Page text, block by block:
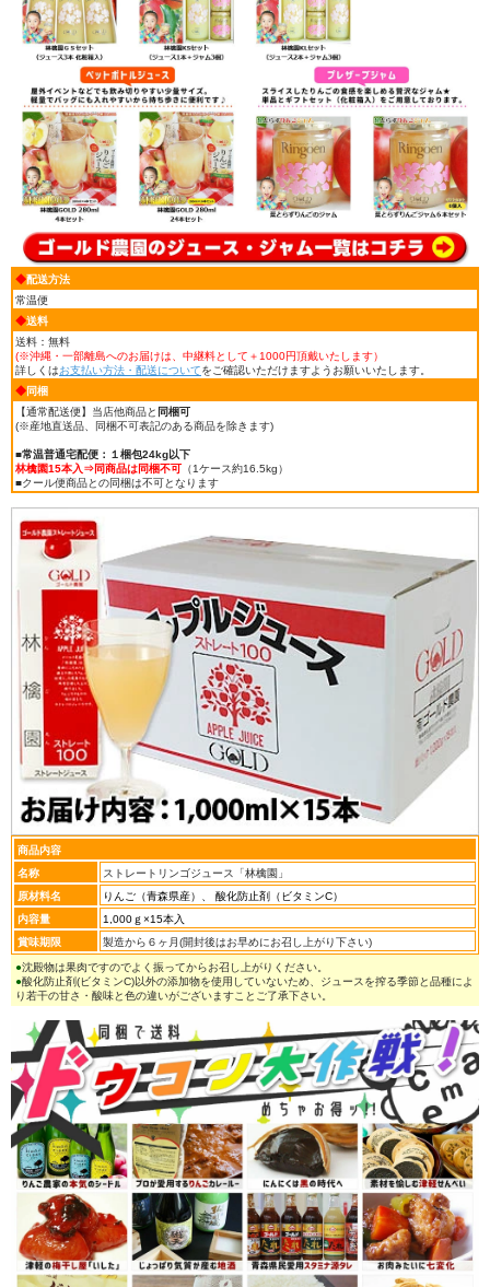
◆配送方法
常温便
◆送料
送料：無料
(※沖縄・一部離島へのお届けは、中継料として＋1000円頂戴いたします）
詳しくはお支払い方法・配送についてをご確認いただけますようお願いいたします。
◆同梱
【通常配送便】当店他商品と 同梱可
(※産地直送品、同梱不可表記のある商品を除きます)
■常温普通宅配便：１梱包24kg以下
林檎園15本入⇒同商品は同梱不可 （1ケース約16.5kg）
■クール便商品との同梱は不可となります
商品内容
名称
ストレートリンゴジュース「林檎園」
原材料名
りんご（青森県産）、 酸化防止剤（ビタミンC）
内容量
1,000ｇ×15本入
賞味期限
製造から６ヶ月(開封後はお早めにお召し上がり下さい)
●沈殿物は果肉ですのでよく振ってからお召し上がりください。
●酸化防止剤(ビタミンC)以外の添加物を使用していないため、ジュースを搾る季節と品種によ
り若干の甘さ・酸味と色の違いがございますことご了承下さい。